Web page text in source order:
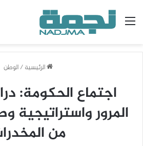
القائمة
الرئيسية/الوطن
اجتماع الحكومة:
المرور واستراتيجية
من